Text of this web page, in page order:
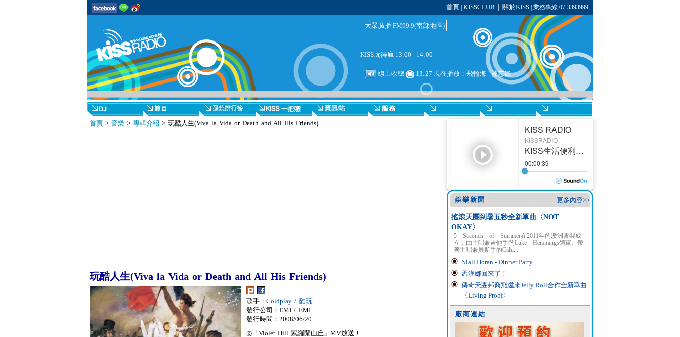
首頁 KISSCLUB 關於KISS| 業務專線 07-3393999
大眾廣播 FM99.9(南部地區)
KISS玩得瘋 13:00 - 14:00
線上收聽 13:27 現在播放： 飛輪海- 被忘錄
首頁> 音樂> 專輯介紹 > 玩酷人生(Viva la Vida or Death and All His Friends)
玩酷人生(Viva la Vida or Death and All His Friends)
歌手： Coldplay / 酷玩
發行公司：EMI / EMI
發行時間：2008/06/20
◎「Violet Hill 紫羅蘭山丘」MV放送！
更多內容>>
娛樂新聞
搖滾天團到暑五秒全新單曲〈NOT
OKAY〉
5 Seconds of Summer在2011年的澳洲雪梨成
立，由主唱兼吉他手的Luke Hemmings領軍、帶
著主唱兼貝斯手的Calu...
Niall Horan - Dinner Party
孟漢娜回來了！
傳奇天團邦喬飛邀來Jelly Roll合作全新單曲
〈Living Proof〉
廠商連結